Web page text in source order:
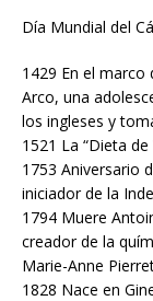
Día Mundial del
1429 En el marco
Arco, una
los ingleses y
1521 La “Dieta
1753 Aniversario
iniciador de la
1794 Muere
creador de la
Marie-Anne
1828 Nace en